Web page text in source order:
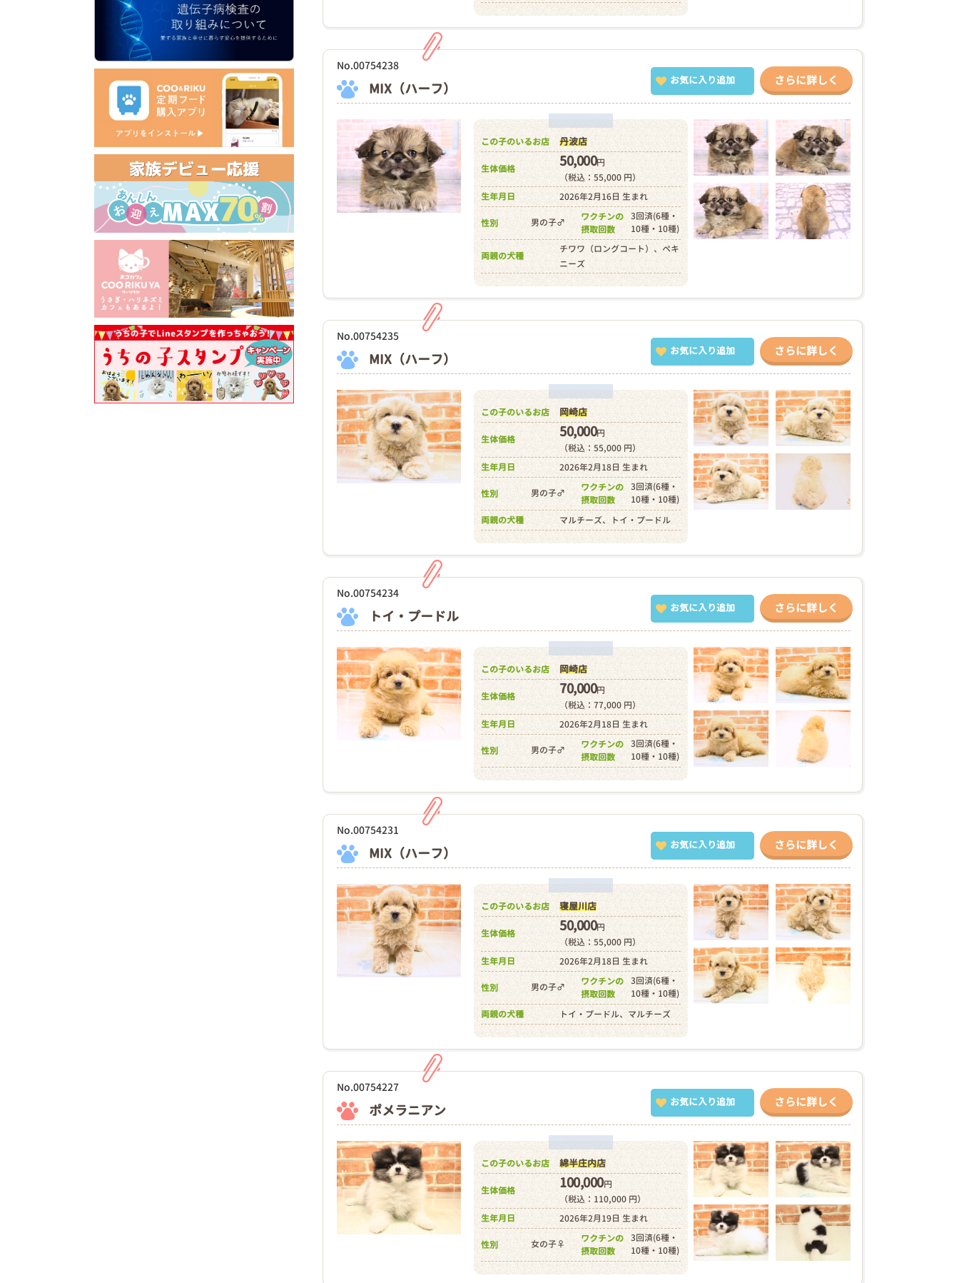
No.00754238
MIX（ハーフ） お気に入り追加
この子のいるお店 丹波店
生体価格 50,000円
（税込：55,000 円）
生年月日
2026年2月16日 生まれ
性別 男の子♂
ワクチンの
摂取回数
3回済(6種・
10種・10種)
両親の犬種
チワワ（ロングコート）、ペキ
ニーズ
さらに詳しく
No.00754235
MIX（ハーフ） お気に入り追加
この子のいるお店 岡崎店
生体価格 50,000円
（税込：55,000 円）
生年月日
2026年2月18日 生まれ
性別 男の子♂
ワクチンの
摂取回数
3回済(6種・
10種・10種)
両親の犬種
マルチーズ、トイ・プードル
さらに詳しく
No.00754234
トイ・プードル お気に入り追加
この子のいるお店 岡崎店
生体価格 70,000円
（税込：77,000 円）
生年月日
2026年2月18日 生まれ
性別 男の子♂
ワクチンの
摂取回数
3回済(6種・
10種・10種)
さらに詳しく
No.00754231
MIX（ハーフ） お気に入り追加
この子のいるお店 寝屋川店
生体価格 50,000円
（税込：55,000 円）
生年月日
2026年2月18日 生まれ
性別 男の子♂
ワクチンの
摂取回数
3回済(6種・
10種・10種)
両親の犬種
トイ・プードル、マルチーズ
さらに詳しく
No.00754227
ポメラニアン お気に入り追加
この子のいるお店 綿半庄内店
生体価格 100,000円
（税込：110,000 円）
生年月日
2026年2月19日 生まれ
性別 女の子♀
ワクチンの
摂取回数
3回済(6種・
10種・10種)
さらに詳しく